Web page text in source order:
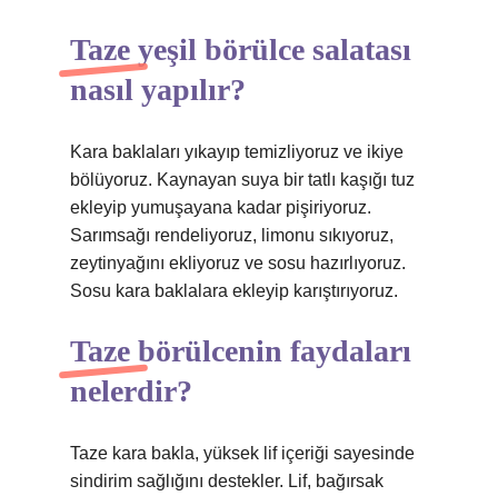
Taze yeşil börülce salatası
nasıl yapılır?
Kara baklaları yıkayıp temizliyoruz ve ikiye
bölüyoruz. Kaynayan suya bir tatlı kaşığı tuz
ekleyip yumuşayana kadar pişiriyoruz.
Sarımsağı rendeliyoruz, limonu sıkıyoruz,
zeytinyağını ekliyoruz ve sosu hazırlıyoruz.
Sosu kara baklalara ekleyip karıştırıyoruz.
Taze börülcenin faydaları
nelerdir?
Taze kara bakla, yüksek lif içeriği sayesinde
sindirim sağlığını destekler. Lif, bağırsak